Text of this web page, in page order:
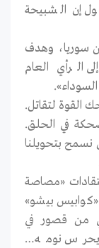
إن الشبيحة
سوريا، وهدف
الرأي العام
القوة لتقاتل.
في الحلق.
بتحويلنا
«مصاصة
بيشو»
من قصور في
يحرس نومه…